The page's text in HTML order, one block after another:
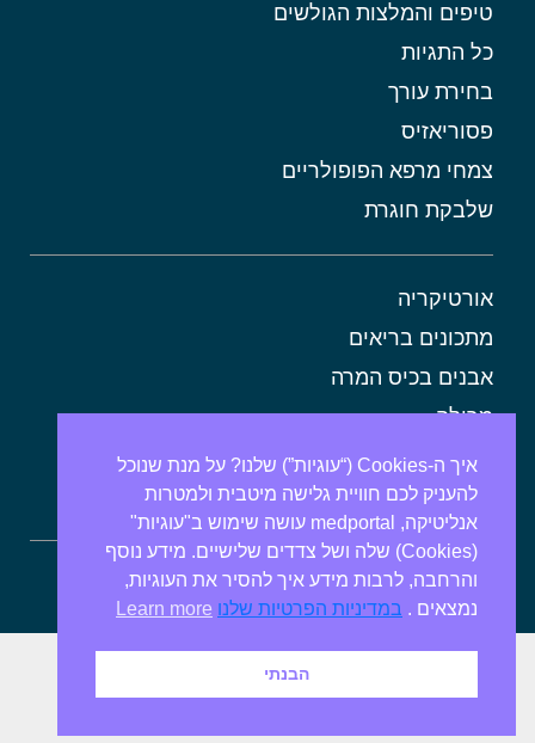
טיפים והמלצות הגולשים
כל התגיות
בחירת עורך
פסוריאזיס
צמחי מרפא הפופולריים
שלבקת חוגרת
אורטיקריה
מתכונים בריאים
אבנים בכיס המרה
מרולה
מורינגה
אלוורה
ספירולינה
איך ה-Cookies (“עוגיות”) שלנו? על מנת שנוכל
להעניק לכם חוויית גלישה מיטבית ולמטרות
אנליטיקה, medportal עושה שימוש ב"עוגיות"
(Cookies) שלה ושל צדדים שלישיים. מידע נוסף
והרחבה, לרבות מידע איך להסיר את העוגיות,
נמצאים . במדיניות הפרטיות שלנו Learn more
הבנתי